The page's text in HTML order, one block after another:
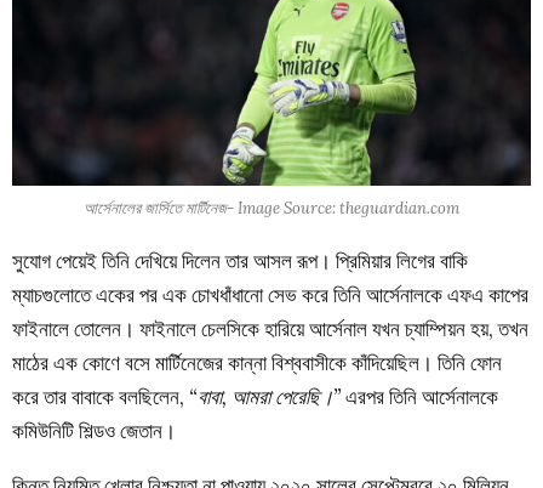
আর্সেনালের জার্সিতে মার্টিনেজ- Image Source: theguardian.com
সুযোগ পেয়েই তিনি দেখিয়ে দিলেন তার আসল রূপ। প্রিমিয়ার লিগের বাকি
ম্যাচগুলোতে একের পর এক চোখধাঁধানো সেভ করে তিনি আর্সেনালকে এফএ কাপের
ফাইনালে তোলেন। ফাইনালে চেলসিকে হারিয়ে আর্সেনাল যখন চ্যাম্পিয়ন হয়, তখন
মাঠের এক কোণে বসে মার্টিনেজের কান্না বিশ্ববাসীকে কাঁদিয়েছিল। তিনি ফোন
করে তার বাবাকে বলছিলেন, “বাবা, আমরা পেরেছি।”এরপর তিনি আর্সেনালকে
কমিউনিটি শিল্ডও জেতান।